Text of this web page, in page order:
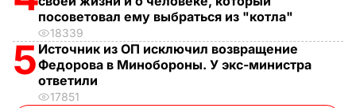
посоветовал ему выбраться из "котла"
18339
5 Источник из ОП исключил возвращение
Федорова в Минобороны. У экс-министра
ответили
17851